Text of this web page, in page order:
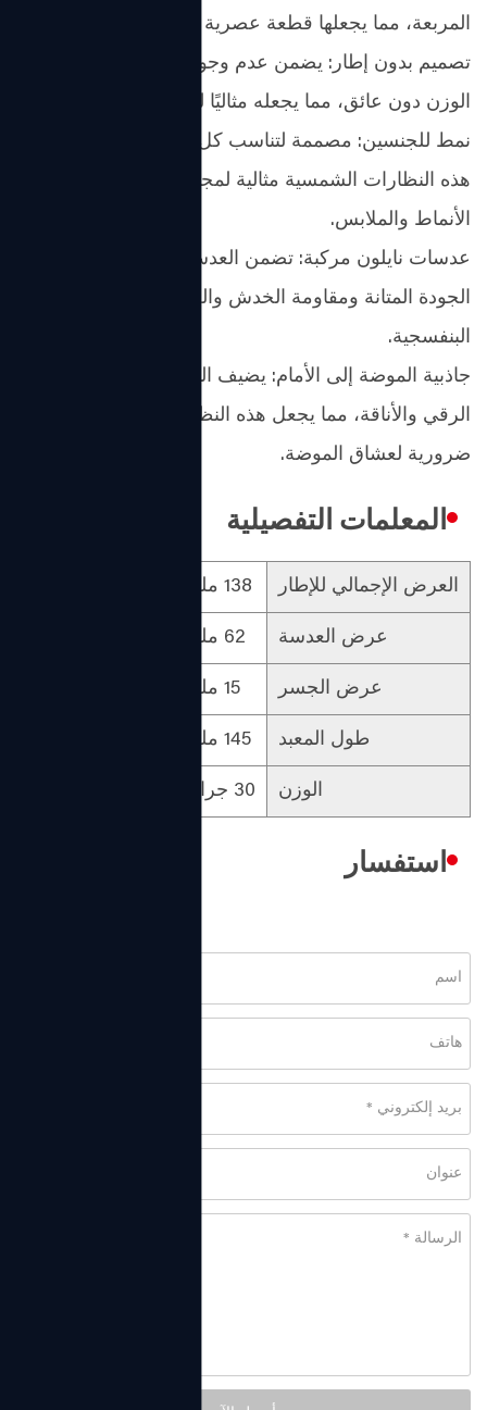
المربعة، مما يجعلها قطعة عصرية مميزة.
تصميم بدون إطار: يضمن عدم وجود إطار رؤية خفيفة
الوزن دون عائق، مما يجعله مثاليًا لتجربة ارتداء مريحة.
نمط للجنسين: مصممة لتناسب كل من الرجال والنساء،
هذه النظارات الشمسية مثالية لمجموعة واسعة من
الأنماط والملابس.
عدسات نايلون مركبة: تضمن العدسات المركبة عالية
الجودة المتانة ومقاومة الخدش والحماية من الأشعة فوق
البنفسجية.
جاذبية الموضة إلى الأمام: يضيف النمط الكوري لمسة من
الرقي والأناقة، مما يجعل هذه النظارات الشمسية
ضرورية لعشاق الموضة.
المعلمات التفصيلية
العرض الإجمالي للإطار 138 ملم
عرض العدسة 62 ملم
عرض الجسر 15 ملم
طول المعبد 145 ملم
الوزن 30 جرام
استفسار